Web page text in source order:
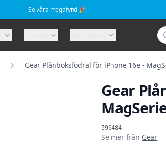
Se våra megafynd 🎉
Gear Plånboksfodral för iPhone 16e -
Gear
599484
Se mer från Gear